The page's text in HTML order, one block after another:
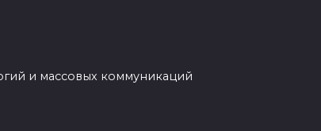
и массовых коммуникаций